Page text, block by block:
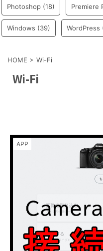
Photoshop (18) Premiere
Windows (39) WordPress
HOME > Wi-Fi
Wi-Fi
APP